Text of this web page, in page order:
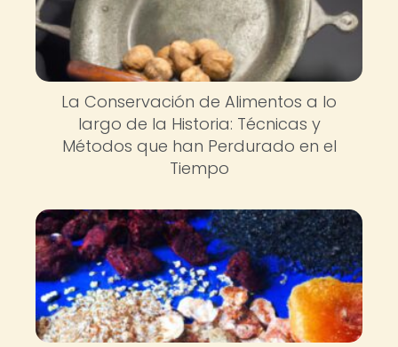
La Conservación de Alimentos a lo
largo de la Historia: Técnicas y
Métodos que han Perdurado en el
Tiempo